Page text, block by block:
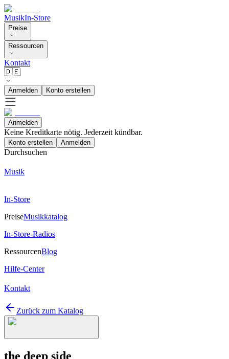
MusikIn-Store
Preise
Ressourcen
Kontakt
🇩🇪
Anmelden Konto erstellen
Anmelden
Keine Kreditkarte nötig. Jederzeit kündbar.
Konto erstellen Anmelden
Durchsuchen
Musik
In-Store
PreiseMusikkatalog
In-Store-Radios
RessourcenBlog
Hilfe-Center
Kontakt
Zurück zum Katalog
the deep side